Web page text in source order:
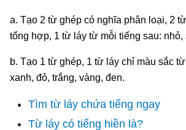
a. Tạo 2 từ ghép có nghĩa phân loại, 2
tổng hợp, 1 từ láy từ mỗi tiếng sau: nhỏ,
b. Tạo 1 từ ghép, 1 từ láy chỉ màu sắc
xanh, đỏ, trắng, vàng, đen.
Tìm từ láy chứa tiếng ngay
Từ láy có tiếng hiền là?